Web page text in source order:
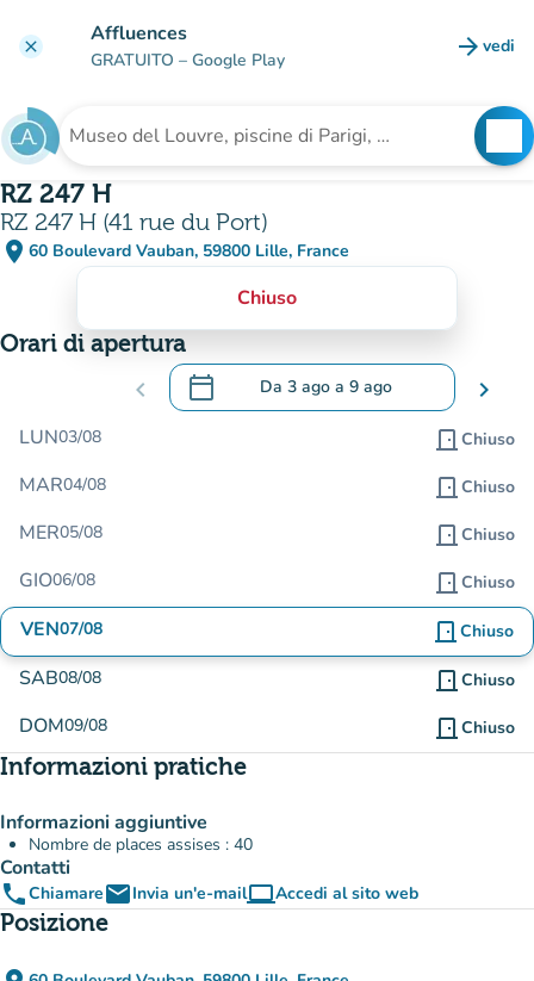
clear Affluences
GRATUITO – Google Play arrow_forward vedi
Cerca una struttura
RZ 247 H
RZ 247 H (41 rue du Port)
place 60 Boulevard Vauban, 59800 Lille, France
(apri in Google Maps)
(nuova scheda)
Chiuso
Orari di apertura
chevron_left calendar_today Da 3 ago a 9 ago
.Aprire il calendario per modificare le
chevron_right
LUN03/08 door_front Chiuso
MAR04/08 door_front Chiuso
MER05/08 door_front Chiuso
GIO06/08 door_front Chiuso
VEN07/08 door_front Chiuso
SAB08/08 door_front Chiuso
DOM09/08 door_front Chiuso
Informazioni pratiche
Informazioni aggiuntive
Nombre de places assises : 40
Contatti
phoneChiamareemailInvia un'e-mailcomputerAccedi al sito web
(nuova scheda)
Posizione